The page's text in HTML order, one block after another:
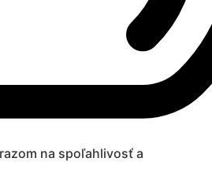
na spoľahlivosť a